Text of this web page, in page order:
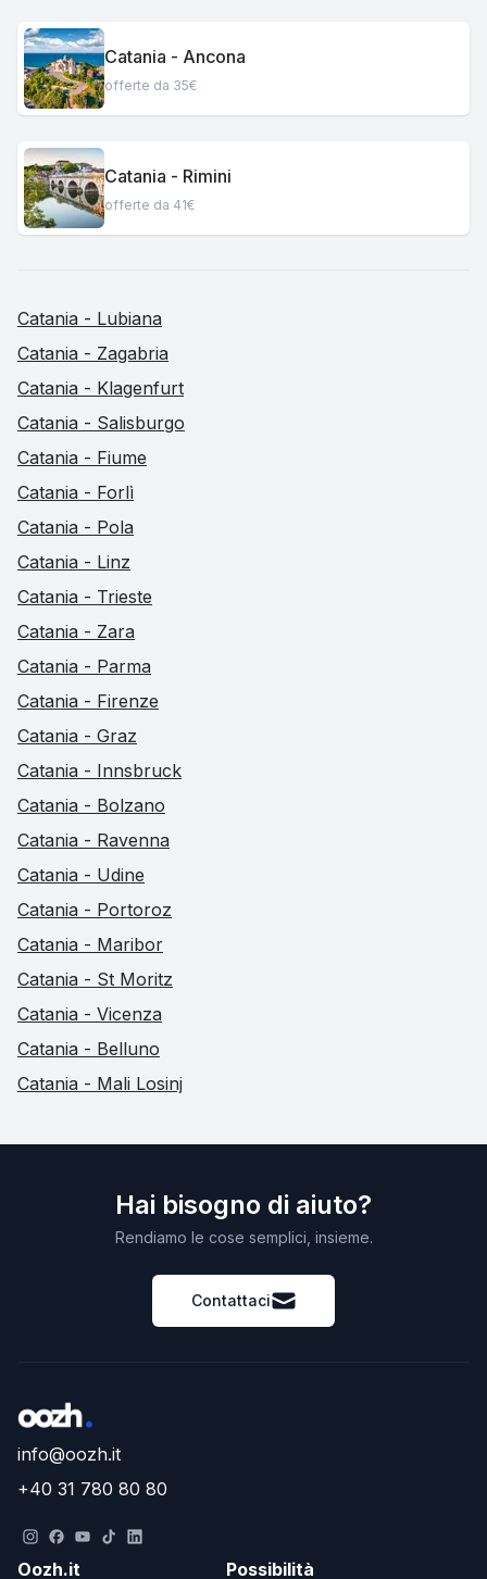
Catania - Ancona
offerte da 35€
Catania - Rimini
offerte da 41€
Catania - Lubiana
Catania - Zagabria
Catania - Klagenfurt
Catania - Salisburgo
Catania - Fiume
Catania - Forlì
Catania - Pola
Catania - Linz
Catania - Trieste
Catania - Zara
Catania - Parma
Catania - Firenze
Catania - Graz
Catania - Innsbruck
Catania - Bolzano
Catania - Ravenna
Catania - Udine
Catania - Portoroz
Catania - Maribor
Catania - St Moritz
Catania - Vicenza
Catania - Belluno
Catania - Mali Losinj
Hai bisogno di aiuto?
Rendiamo le cose semplici, insieme.
Contattaci
info@oozh.it
+40 31 780 80 80
Oozh.it Possibilità